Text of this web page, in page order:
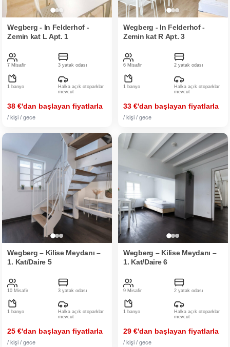
Wegberg - In Felderhof -
Zemin kat L Apt. 1
7 Misafir 3 yatak odası
1 banyo
Halka açık otoparklar
mevcut
38 €'dan başlayan fiyatlarla
/ kişi / gece
Wegberg - In Felderhof -
Zemin kat R Apt. 3
6 Misafir 2 yatak odası
1 banyo
Halka açık otoparklar
mevcut
33 €'dan başlayan fiyatlarla
/ kişi / gece
Wegberg – Kilise Meydanı –
1. Kat/Daire 5
10 Misafir 3 yatak odası
1 banyo
Halka açık otoparklar
mevcut
25 €'dan başlayan fiyatlarla
/ kişi / gece
Wegberg – Kilise Meydanı –
1. Kat/Daire 6
9 Misafir 2 yatak odası
1 banyo
Halka açık otoparklar
mevcut
29 €'dan başlayan fiyatlarla
/ kişi / gece